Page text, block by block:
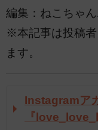
編集：ねこちゃ
※本記事は投稿者
ます。
Instagramア
『